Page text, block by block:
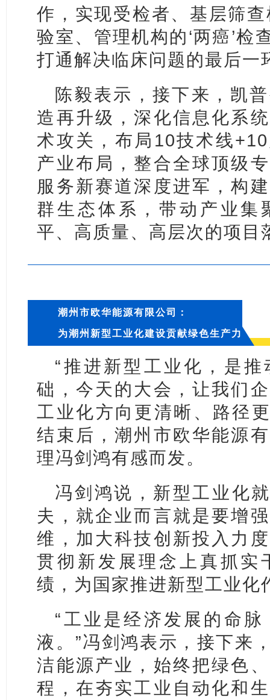
作，实现受检者、基层筛
验室、管理机构的‘两癌’检
打通解决临床问题的最后一
陈毅表示，接下来，凯
造再升级，深化信息化系
术攻关，布局10技术线
产业布局，整合全球顶级
服务新赛道深度进军，构
群生态体系，带动产业集
平、高质量、高层次的项目
潮州市欧华能源有限公司：
为潮州新型工业化建设贡献绿色生产力
“推进新型工业化，是
础，今天的大会，让我们
工业化方向更清晰、路径
结束后，潮州市欧华能源
理冯剑鸿有感而发。
冯剑鸿说，新型工业化
夫，就企业而言就是要增
维，加大科技创新投入力
贯彻新发展理念上真抓实
绩，为国家推进新型工业化
“工业是经济发展的命
液。”冯剑鸿表示，接下来
洁能源产业，始终把绿色
程，在夯实工业自动化和